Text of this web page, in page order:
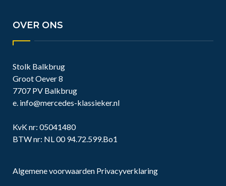
OVER ONS
Stolk Balkbrug
Groot Oever 8
7707 PV Balkbrug
e. info@mercedes-klassieker.nl
KvK nr: 05041480
BTW nr: NL 00 94.72.599.Bo1
Algemene voorwaarden Privacyverklaring